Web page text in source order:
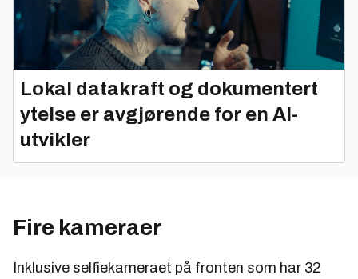
Lokal datakraft og dokumentert
ytelse er avgjørende for en AI-
utvikler
Fire kameraer
Inklusive selfiekameraet på fronten som har 32